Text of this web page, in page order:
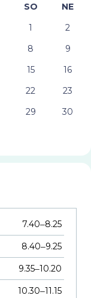
SO
NE
1
2
8
9
15
16
22
23
29
30
7.40–8.25
8.40–9.25
9.35–10.20
10.30–11.15